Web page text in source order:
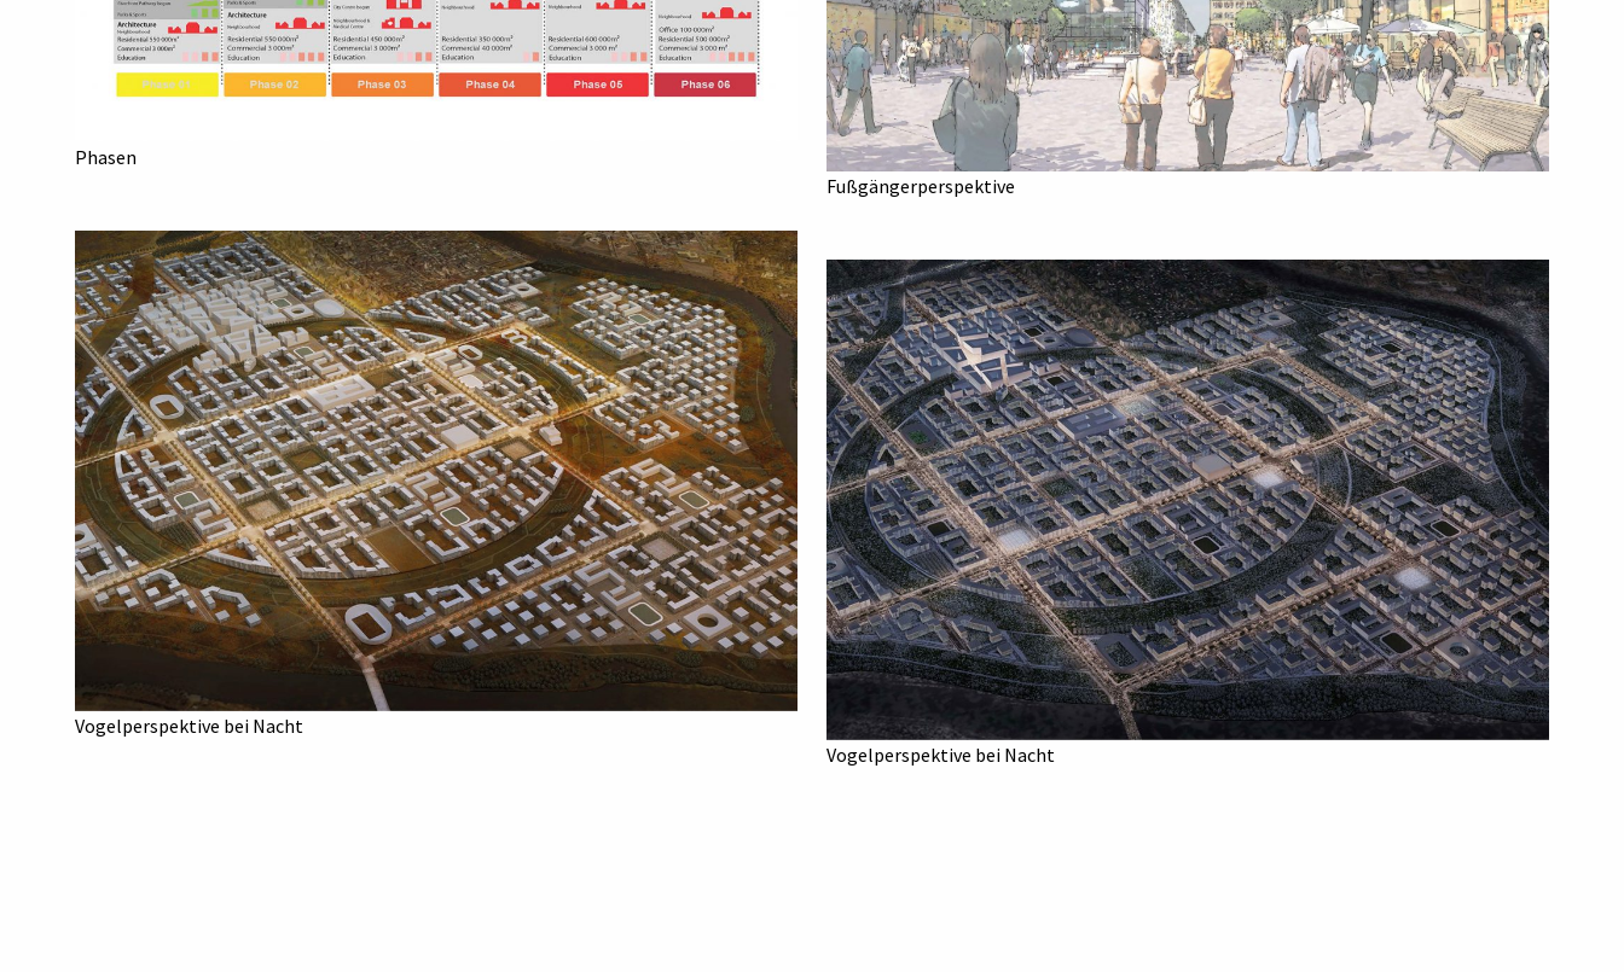
Phasen
Fußgängerperspektive
Vogelperspektive bei Nacht
Vogelperspektive bei Nacht